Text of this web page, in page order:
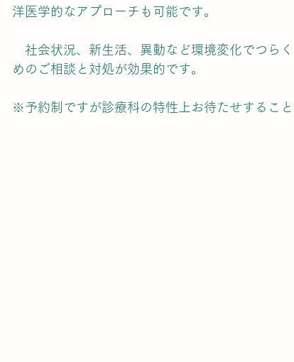
洋医学的なアプローチも可能です。
社会状況、新生活、異動など環境変化でつら
めのご相談と対処が効果的です。
※予約制ですが診療科の特性上お待たせすること